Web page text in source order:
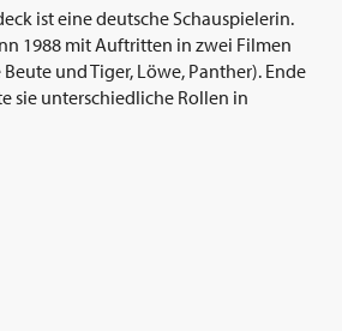
Shop
Blog
ist eine deutsche Schauspielerin.
1988 mit Auftritten in zwei Filmen
und Tiger, Löwe, Panther). Ende
sie unterschiedliche Rollen in